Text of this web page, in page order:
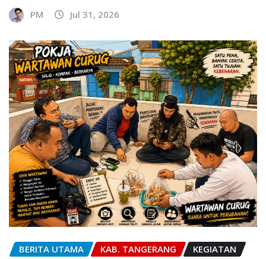
PM Jul 31, 2026
BERITA UTAMA KAB. TANGERANG
KEGIATAN